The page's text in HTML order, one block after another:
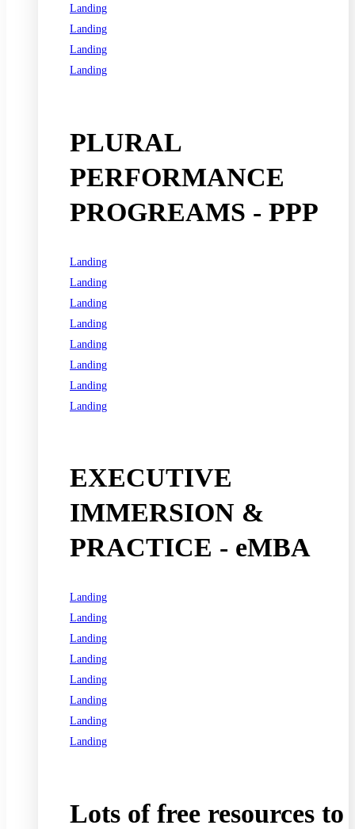
Landing
Landing
Landing
Landing
PLURAL
PERFORMANCE
PROGREAMS - PPP
Landing
Landing
Landing
Landing
Landing
Landing
Landing
Landing
EXECUTIVE
IMMERSION &
PRACTICE - eMBA
Landing
Landing
Landing
Landing
Landing
Landing
Landing
Landing
Lots of free resources to